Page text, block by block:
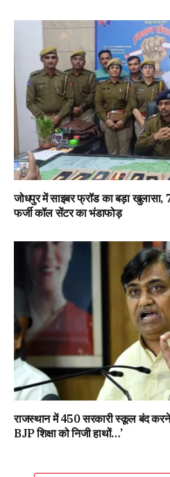
जोधपुर में साइबर फ्रॉड का बड़ा खुलासा,
फर्जी कॉल सेंटर का भंडाफोड़
राजस्थान में 450 सरकारी स्कूल बंद
BJP शिक्षा को निजी हाथों…’